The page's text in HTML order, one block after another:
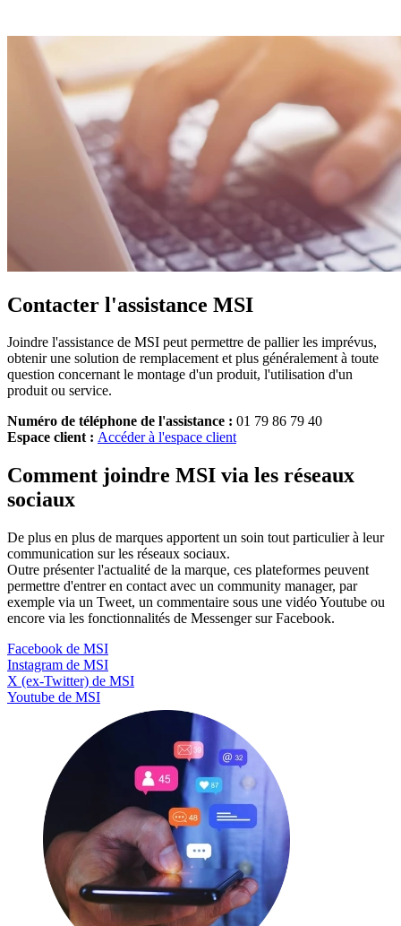
Contacter l'assistance MSI
Joindre l'assistance de MSI peut permettre de pallier les imprévus,
obtenir une solution de remplacement et plus généralement à toute
question concernant le montage d'un produit, l'utilisation d'un
produit ou service.
Numéro de téléphone de l'assistance : 01 79 86 79 40
Espace client : Accéder à l'espace client
Comment joindre MSI via les réseaux
sociaux
De plus en plus de marques apportent un soin tout particulier à leur
communication sur les réseaux sociaux.
Outre présenter l'actualité de la marque, ces plateformes peuvent
permettre d'entrer en contact avec un community manager, par
exemple via un Tweet, un commentaire sous une vidéo Youtube ou
encore via les fonctionnalités de Messenger sur Facebook.
Facebook de MSI
Instagram de MSI
X (ex-Twitter) de MSI
Youtube de MSI